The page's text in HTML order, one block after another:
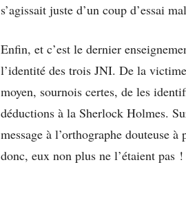
s’agissait juste d’un coup d’essai
Enfin, et c’est le dernier
l’identité des trois JNI. De la
moyen, sournois certes, de les
déductions à la Sherlock Holmes.
message à l’orthographe douteuse
donc, eux non plus ne l’étaient pas !